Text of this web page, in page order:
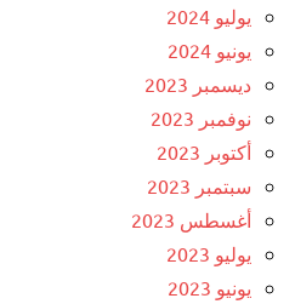
يوليو 2024
يونيو 2024
ديسمبر 2023
نوفمبر 2023
أكتوبر 2023
سبتمبر 2023
أغسطس 2023
يوليو 2023
يونيو 2023